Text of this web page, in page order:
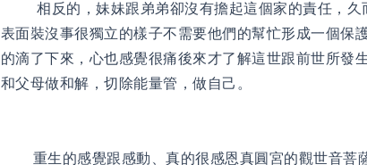
相反的，妹妹跟弟弟卻沒有擔起這個家的責任，久
表面裝沒事很獨立的樣子不需要他們的幫忙形成一個保
的滴了下來，心也感覺很痛後來才了解這世跟前世所發
和父母做和解，切除能量管，做自己。
重生的感覺跟感動、真的很感恩真圓宮的觀世音菩